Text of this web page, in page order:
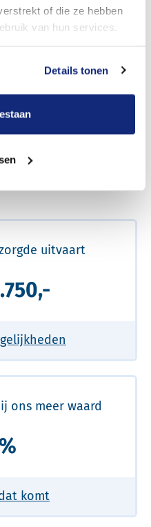
of die ze hebben
van hun services.
Details tonen
uitvaart
ons meer waard
komt